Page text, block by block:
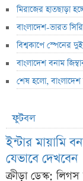
মিরাজের হাতছাড়া
বাংলাদেশ-ভারত
বিশ্বকাপে স্পেনের দুই
বাংলাদেশ বনাম
শেষ হলো, বাংলাদেশ
ফুটবল
ইন্টার মায়ামি
যেভাবে দেখবেন
ক্রীড়া ডেস্ক: